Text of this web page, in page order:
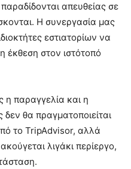
απευθείας σε
Η συνεργασία μας
εστιατορίων να
έκθεση στον ιστότοπό
η παραγγελία και η
θα πραγματοποιείται
το TripAdvisor, αλλά
λιγάκι περίεργο,